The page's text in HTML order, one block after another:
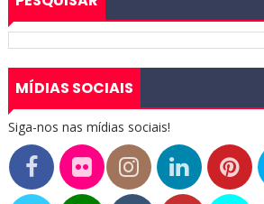
MÍDIAS SOCIAIS
Siga-nos nas mídias sociais!